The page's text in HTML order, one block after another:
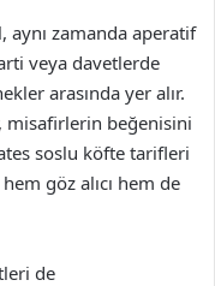
aynı zamanda aperatif
veya davetlerde
arasında yer alır.
misafirlerin beğenisini
soslu köfte tarifleri
göz alıcı hem de
de